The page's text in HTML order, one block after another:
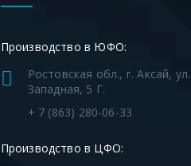
Производство в ЮФО:
Ростовская обл., г. Аксай, ул.
Западная, 5 Г.
+ 7 (863) 280-06-33
Производство в ЦФО: